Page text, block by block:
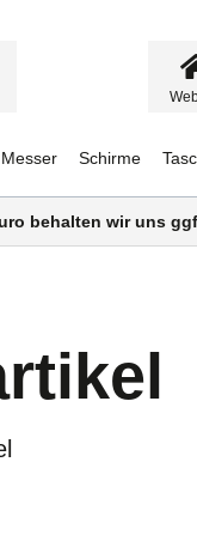
Schirme
behalten wir uns